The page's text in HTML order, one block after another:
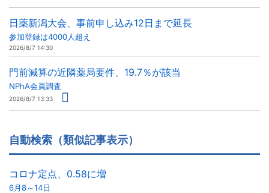
日薬新潟大会、事前申し込み12日まで延長
参加登録は4000人超え
2026/8/7 14:30
門前減算の近隣薬局要件、19.7％が該当
NPhA会員調査
2026/8/7 13:33
自動検索（類似記事表示）
コロナ定点、0.58に増
6月8～14日